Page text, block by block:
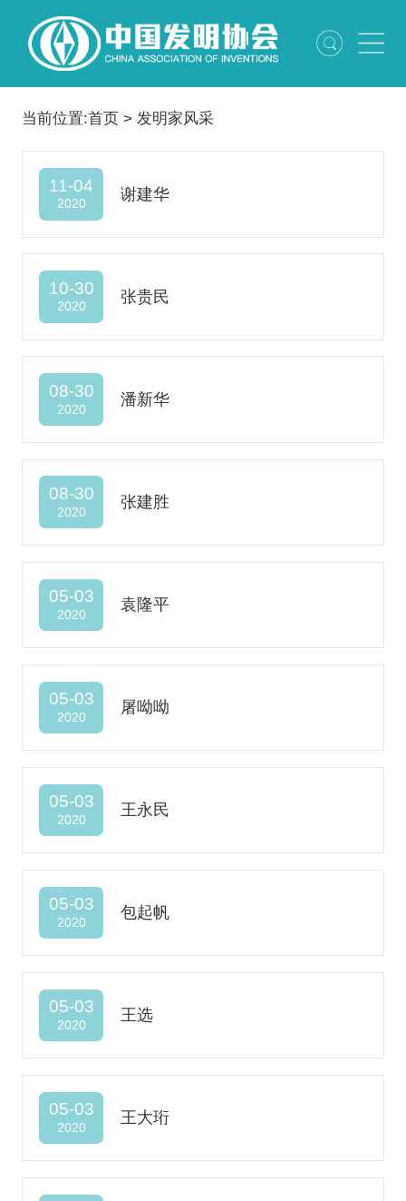
当前位置:首页 > 发明家风采
11-04
2020
谢建华
10-30
2020
张贵民
08-30
2020
潘新华
08-30
2020
张建胜
05-03
2020
袁隆平
05-03
2020
屠呦呦
05-03
2020
王永民
05-03
2020
包起帆
05-03
2020
王选
05-03
2020
王大珩